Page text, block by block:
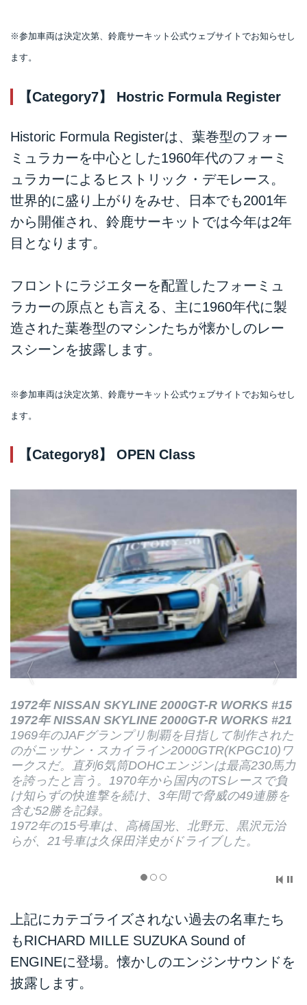
※参加車両は決定次第、鈴鹿サーキット公式ウェブサイトでお知らせし
ます。
【Category7】 Hostric Formula Register
Historic Formula Registerは、葉巻型のフォー
ミュラカーを中心とした1960年代のフォーミ
ュラカーによるヒストリック・デモレース。
世界的に盛り上がりをみせ、日本でも2001年
から開催され、鈴鹿サーキットでは今年は2年
目となります。
フロントにラジエターを配置したフォーミュ
ラカーの原点とも言える、主に1960年代に製
造された葉巻型のマシンたちが懐かしのレー
スシーンを披露します。
※参加車両は決定次第、鈴鹿サーキット公式ウェブサイトでお知らせし
ます。
【Category8】 OPEN Class
1972年 NISSAN SKYLINE 2000GT-R WORKS #15
1972年 NISSAN SKYLINE 2000GT-R WORKS #21
1969年のJAFグランプリ制覇を目指して制作された
のがニッサン・スカイライン2000GTR(KPGC10)ワ
ークスだ。直列6気筒DOHCエンジンは最高230馬力
を誇ったと言う。1970年から国内のTSレースで負
け知らずの快進撃を続け、3年間で脅威の49連勝を
含む52勝を記録。
1972年の15号車は、高橋国光、北野元、黒沢元治
らが、21号車は久保田洋史がドライブした。
上記にカテゴライズされない過去の名車たち
もRICHARD MILLE SUZUKA Sound of
ENGINEに登場。懐かしのエンジンサウンドを
披露します。